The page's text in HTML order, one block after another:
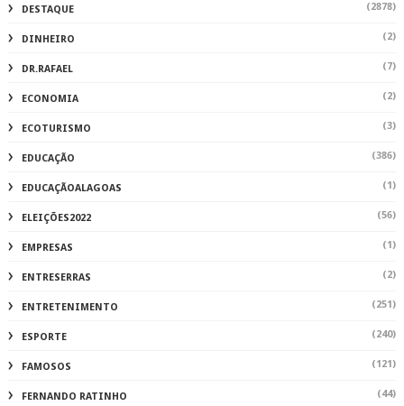
DESTAQUE (2878)
DINHEIRO (2)
DR.RAFAEL (7)
ECONOMIA (2)
ECOTURISMO (3)
EDUCAÇÃO (386)
EDUCAÇÃOALAGOAS (1)
ELEIÇÕES2022 (56)
EMPRESAS (1)
ENTRESERRAS (2)
ENTRETENIMENTO (251)
ESPORTE (240)
FAMOSOS (121)
FERNANDO RATINHO (44)